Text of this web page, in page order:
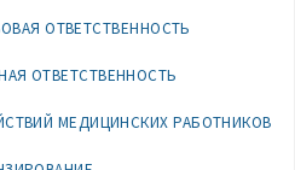
ОТВЕТСТВЕННОСТЬ
ОТВЕТСТВЕННОСТЬ
МЕДИЦИНСКИХ РАБОТНИКОВ